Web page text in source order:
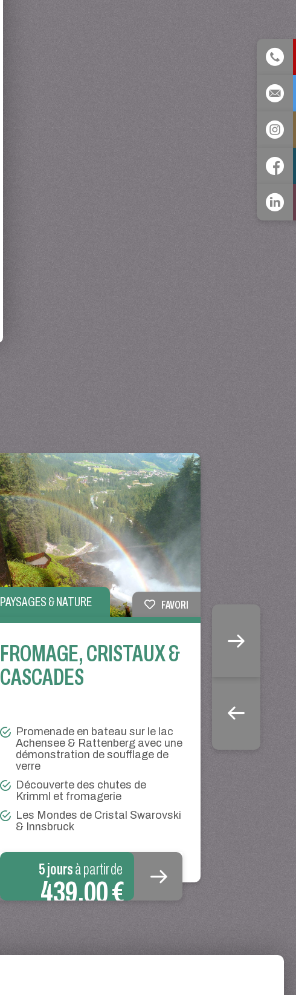
PAYSAGES & NATURE FAVORI
FROMAGE, CRISTAUX &
CASCADES
Promenade en bateau sur le lac
Achensee & Rattenberg avec une
démonstration de soufflage de
verre
Découverte des chutes de
Krimml et fromagerie
Les Mondes de Cristal Swarovski
& Innsbruck
5 joursà partir de
439,00 €